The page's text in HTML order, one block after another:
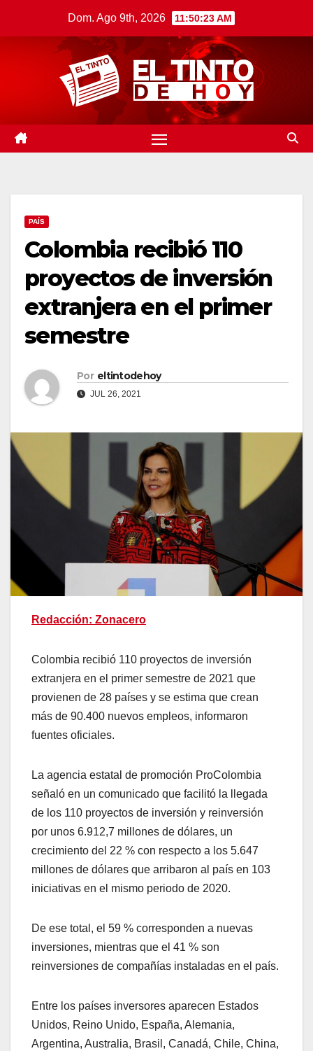
Dom. Ago 9th, 2026 11:50:24 AM
PAÍS
Colombia recibió 110
proyectos de inversión
extranjera en el primer
semestre
Por eltintodehoy
JUL 26, 2021
Redacción: Zonacero
Colombia recibió 110 proyectos de inversión
extranjera en el primer semestre de 2021 que
provienen de 28 países y se estima que crean
más de 90.400 nuevos empleos, informaron
fuentes oficiales.
La agencia estatal de promoción ProColombia
señaló en un comunicado que facilitó la llegada
de los 110 proyectos de inversión y reinversión
por unos 6.912,7 millones de dólares, un
crecimiento del 22 % con respecto a los 5.647
millones de dólares que arribaron al país en 103
iniciativas en el mismo periodo de 2020.
De ese total, el 59 % corresponden a nuevas
inversiones, mientras que el 41 % son
reinversiones de compañías instaladas en el país.
Entre los países inversores aparecen Estados
Unidos, Reino Unido, España, Alemania,
Argentina, Australia, Brasil, Canadá, Chile, China,